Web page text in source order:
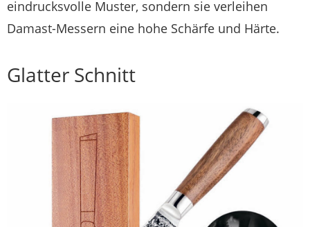
eindrucksvolle Muster, sondern sie verleihen
Damast-Messern eine hohe Schärfe und Härte.
Glatter Schnitt